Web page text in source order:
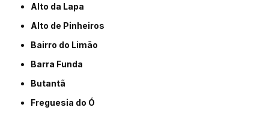
Alto da Lapa
Alto de Pinheiros
Bairro do Limão
Barra Funda
Butantã
Freguesia do Ó